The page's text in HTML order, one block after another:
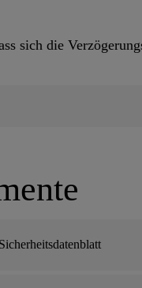
sich die
Sicherheitsdatenblatt